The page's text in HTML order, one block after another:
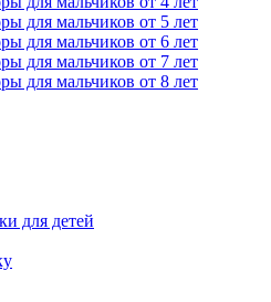
для мальчиков от 5 лет
для мальчиков от 6 лет
для мальчиков от 7 лет
для мальчиков от 8 лет
для детей